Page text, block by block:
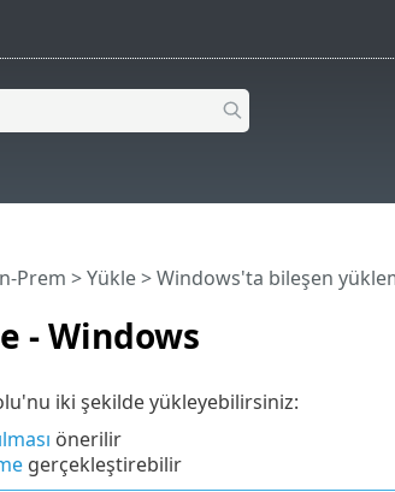
- Windows
Prem >Yükle>Windows'ta bileşen
iki şekilde yükleyebilirsiniz:
önerilir
gerçekleştirebilir